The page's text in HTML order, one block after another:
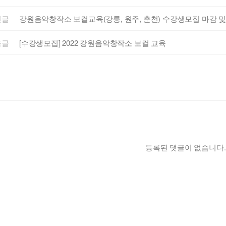
강원음악창작소 보컬교육(강릉, 원주, 춘천) 수강생모집 마감
[수강생모집] 2022 강원음악창작소 보컬 교육
등록된 댓글이 없습니다.